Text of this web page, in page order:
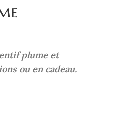
plume et
ou en cadeau.